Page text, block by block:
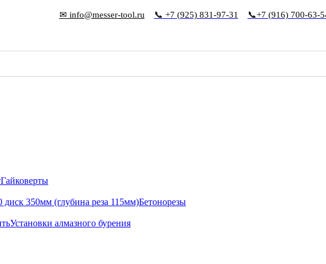
✉ info@messer-tool.ru 📞 +7 (925) 831-97-31 📞+7 (916) 700-63-
Гайковерты
Бетонорезы
Установки алмазного бурения